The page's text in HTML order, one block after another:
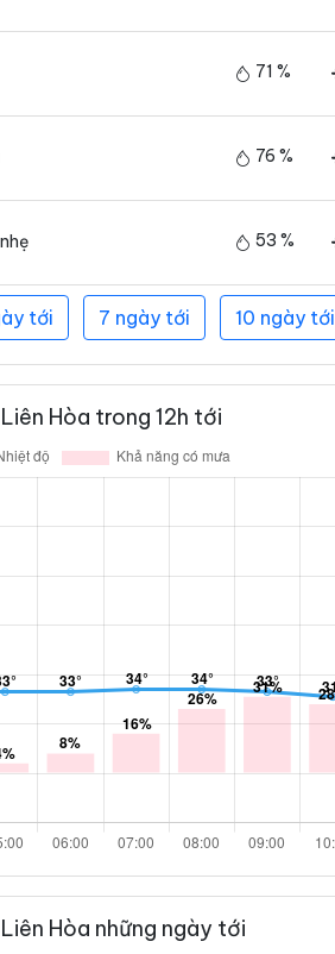
71 %
76 %
53 %
tới 7 ngày tới 10 ngày tới
Hòa trong 12h tới
Hòa những ngày tới